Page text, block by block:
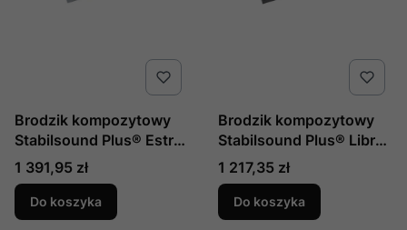
Brodzik kompozytowy
Stabilsound Plus® Estra
90x90x4,5 cm,
kwadratowy, produkcji
Schedline, nr kat.:
3SP.E3K-9090
Cena
1 391,95 zł
Do koszyka
Brodzik kompozytowy
Stabilsound Plus® Libra
Anthracite Stone
90x90x3 cm,
kwadratowy, produkcji
Schedline, nr kat.:
Cena
1 217,35 zł
Do koszyka